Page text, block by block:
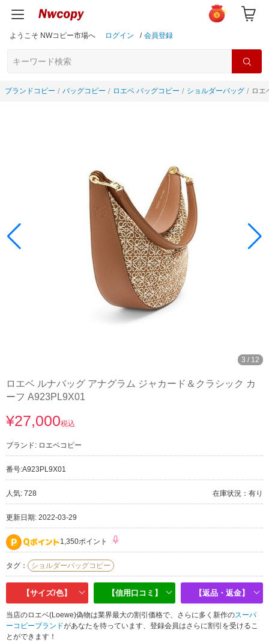
ようこそ NWコピー市場へ ログイン / 会員登録
ブランドコピー バッグコピー ロエベ バッグコピー ショルダーバッグ ロエ
3 / 12
ロエベ ルナバッグ アナグラム ジャカード＆クラシック カ
ーフ A923PL9X01
¥27,000税込
ブランド: ロエベコピー
番号:A923PL9X01
人気: 728 在庫状況：有り
更新日期: 2022-03-29
1,350ポイント
タグ： ショルダーバッグコピー
【サイズ/色】 【信用口コミ】 【返品・返金】
当店のロエベ(Loewe)偽物は業界最大の割引価格で、さらに多く新作のスーパ
ーコピーブランドがあなたを待っています、登録会員はさらに割引を受けるこ
とができます！